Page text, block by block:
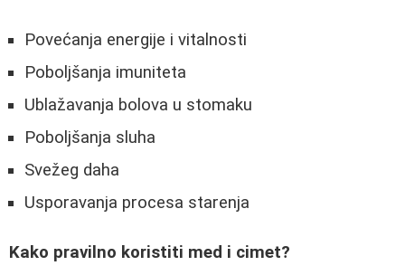
Povećanja energije i vitalnosti
Poboljšanja imuniteta
Ublažavanja bolova u stomaku
Poboljšanja sluha
Svežeg daha
Usporavanja procesa starenja
Kako pravilno koristiti med i cimet?